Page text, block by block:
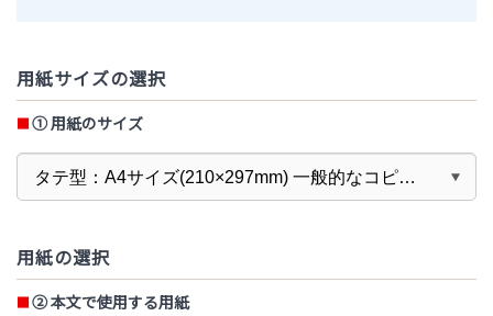
用紙サイズの選択
① 用紙のサイズ
用紙の選択
② 本文で使用する用紙